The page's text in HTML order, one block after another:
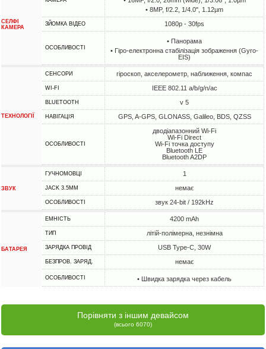
СЕЛФІ
КАМЕРА
• 8MP, f/2.2, 1/4.0", 1.12µm
ЗЙОМКА ВІДЕО 1080p - 30fps
ОСОБЛИВОСТІ
• Панорама
• Гіро-електронна стабілізація зображення (Gyro-
EIS)
ТЕХНОЛОГІЇ
СЕНСОРИ гіроскоп, акселерометр, наближення, компас
WI-FI IEEE 802.11 a/b/g/n/ac
BLUETOOTH v 5
НАВІГАЦІЯ GPS, A-GPS, GLONASS, Galileo, BDS, QZSS
ОСОБЛИВОСТІ
дводіапазонний Wi-Fi
Wi-Fi Direct
Wi-Fi точка доступу
Bluetooth LE
Bluetooth A2DP
ЗВУК
ГУЧНОМОВЦІ 1
JACK 3.5MM немає
ОСОБЛИВОСТІ звук 24-bit / 192kHz
БАТАРЕЯ
ЕМНІСТЬ 4200 mAh
ТИП літій-полімерна, незнімна
ЗАРЯДКА ПРОВІД USB Type-C, 30W
БЕЗПРОВ. ЗАРЯД. немає
ОСОБЛИВОСТІ • Швидка зарядка через кабель
Порівняти з іншим девайсом
(всього 6070)